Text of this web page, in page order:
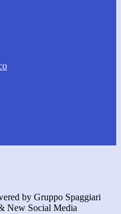
by Gruppo Spaggiari
New Social Media